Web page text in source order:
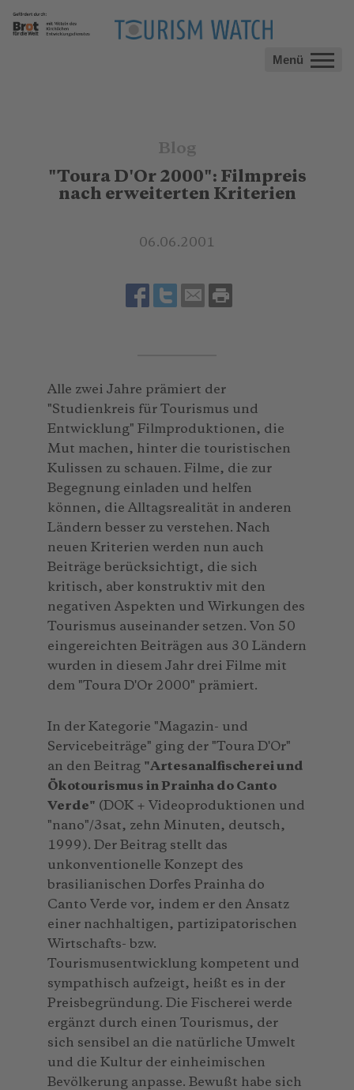
Menü
Blog
"Toura D'Or 2000": Filmpreis
nach erweiterten Kriterien
06.06.2001
Alle zwei Jahre prämiert der
"Studienkreis für Tourismus und
Entwicklung" Filmproduktionen, die
Mut machen, hinter die touristischen
Kulissen zu schauen. Filme, die zur
Begegnung einladen und helfen
können, die Alltagsrealität in anderen
Ländern besser zu verstehen. Nach
neuen Kriterien werden nun auch
Beiträge berücksichtigt, die sich
kritisch, aber konstruktiv mit den
negativen Aspekten und Wirkungen des
Tourismus auseinander setzen. Von 50
eingereichten Beiträgen aus 30 Ländern
wurden in diesem Jahr drei Filme mit
dem "Toura D'Or 2000" prämiert.
In der Kategorie "Magazin- und
Servicebeiträge" ging der "Toura D'Or"
an den Beitrag "Artesanalfischerei und
Ökotourismus in Prainha do Canto
Verde" (DOK + Videoproduktionen und
"nano"/3sat, zehn Minuten, deutsch,
1999). Der Beitrag stellt das
unkonventionelle Konzept des
brasilianischen Dorfes Prainha do
Canto Verde vor, indem er den Ansatz
einer nachhaltigen, partizipatorischen
Wirtschafts- bzw.
Tourismusentwicklung kompetent und
sympathisch aufzeigt, heißt es in der
Preisbegründung. Die Fischerei werde
ergänzt durch einen Tourismus, der
sich sensibel an die natürliche Umwelt
und die Kultur der einheimischen
Bevölkerung anpasse. Bewußt habe sich